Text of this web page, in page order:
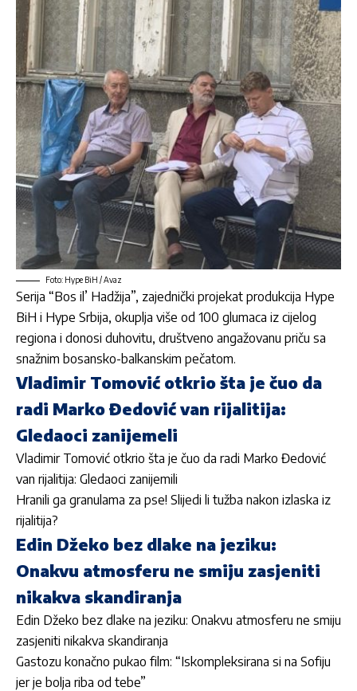
Foto: Hype BiH / Avaz
Serija “Bos il’ Hadžija”, zajednički projekat produkcija Hype
BiH i Hype Srbija, okuplja više od 100 glumaca iz cijelog
regiona i donosi duhovitu, društveno angažovanu priču sa
snažnim bosansko-balkanskim pečatom.
Vladimir Tomović otkrio šta je čuo da
radi Marko Đedović van rijalitija:
Gledaoci zanijemeli
Vladimir Tomović otkrio šta je čuo da radi Marko Đedović
van rijalitija: Gledaoci zanijemili
Hranili ga granulama za pse! Slijedi li tužba nakon izlaska iz
rijalitija?
Edin Džeko bez dlake na jeziku:
Onakvu atmosferu ne smiju zasjeniti
nikakva skandiranja
Edin Džeko bez dlake na jeziku: Onakvu atmosferu ne smiju
zasjeniti nikakva skandiranja
Gastozu konačno pukao film: “Iskompleksirana si na Sofiju
jer je bolja riba od tebe”